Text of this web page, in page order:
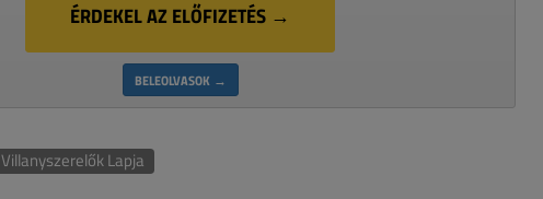
ÉRDEKEL AZ ELŐFIZETÉS →
BELEOLVASOK →
Villanyszerelők Lapja